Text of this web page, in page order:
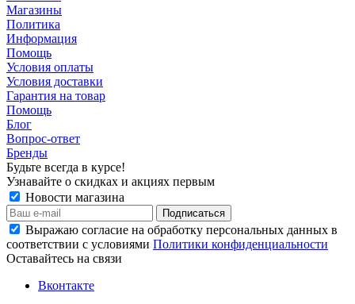
Магазины
Политика
Информация
Помощь
Условия оплаты
Условия доставки
Гарантия на товар
Помощь
Блог
Вопрос-ответ
Бренды
Будьте всегда в курсе!
Узнавайте о скидках и акциях первым
Новости магазина
Выражаю согласие на обработку персональных данных в
соответствии с условиями Политики конфиденциальности
Оставайтесь на связи
Вконтакте